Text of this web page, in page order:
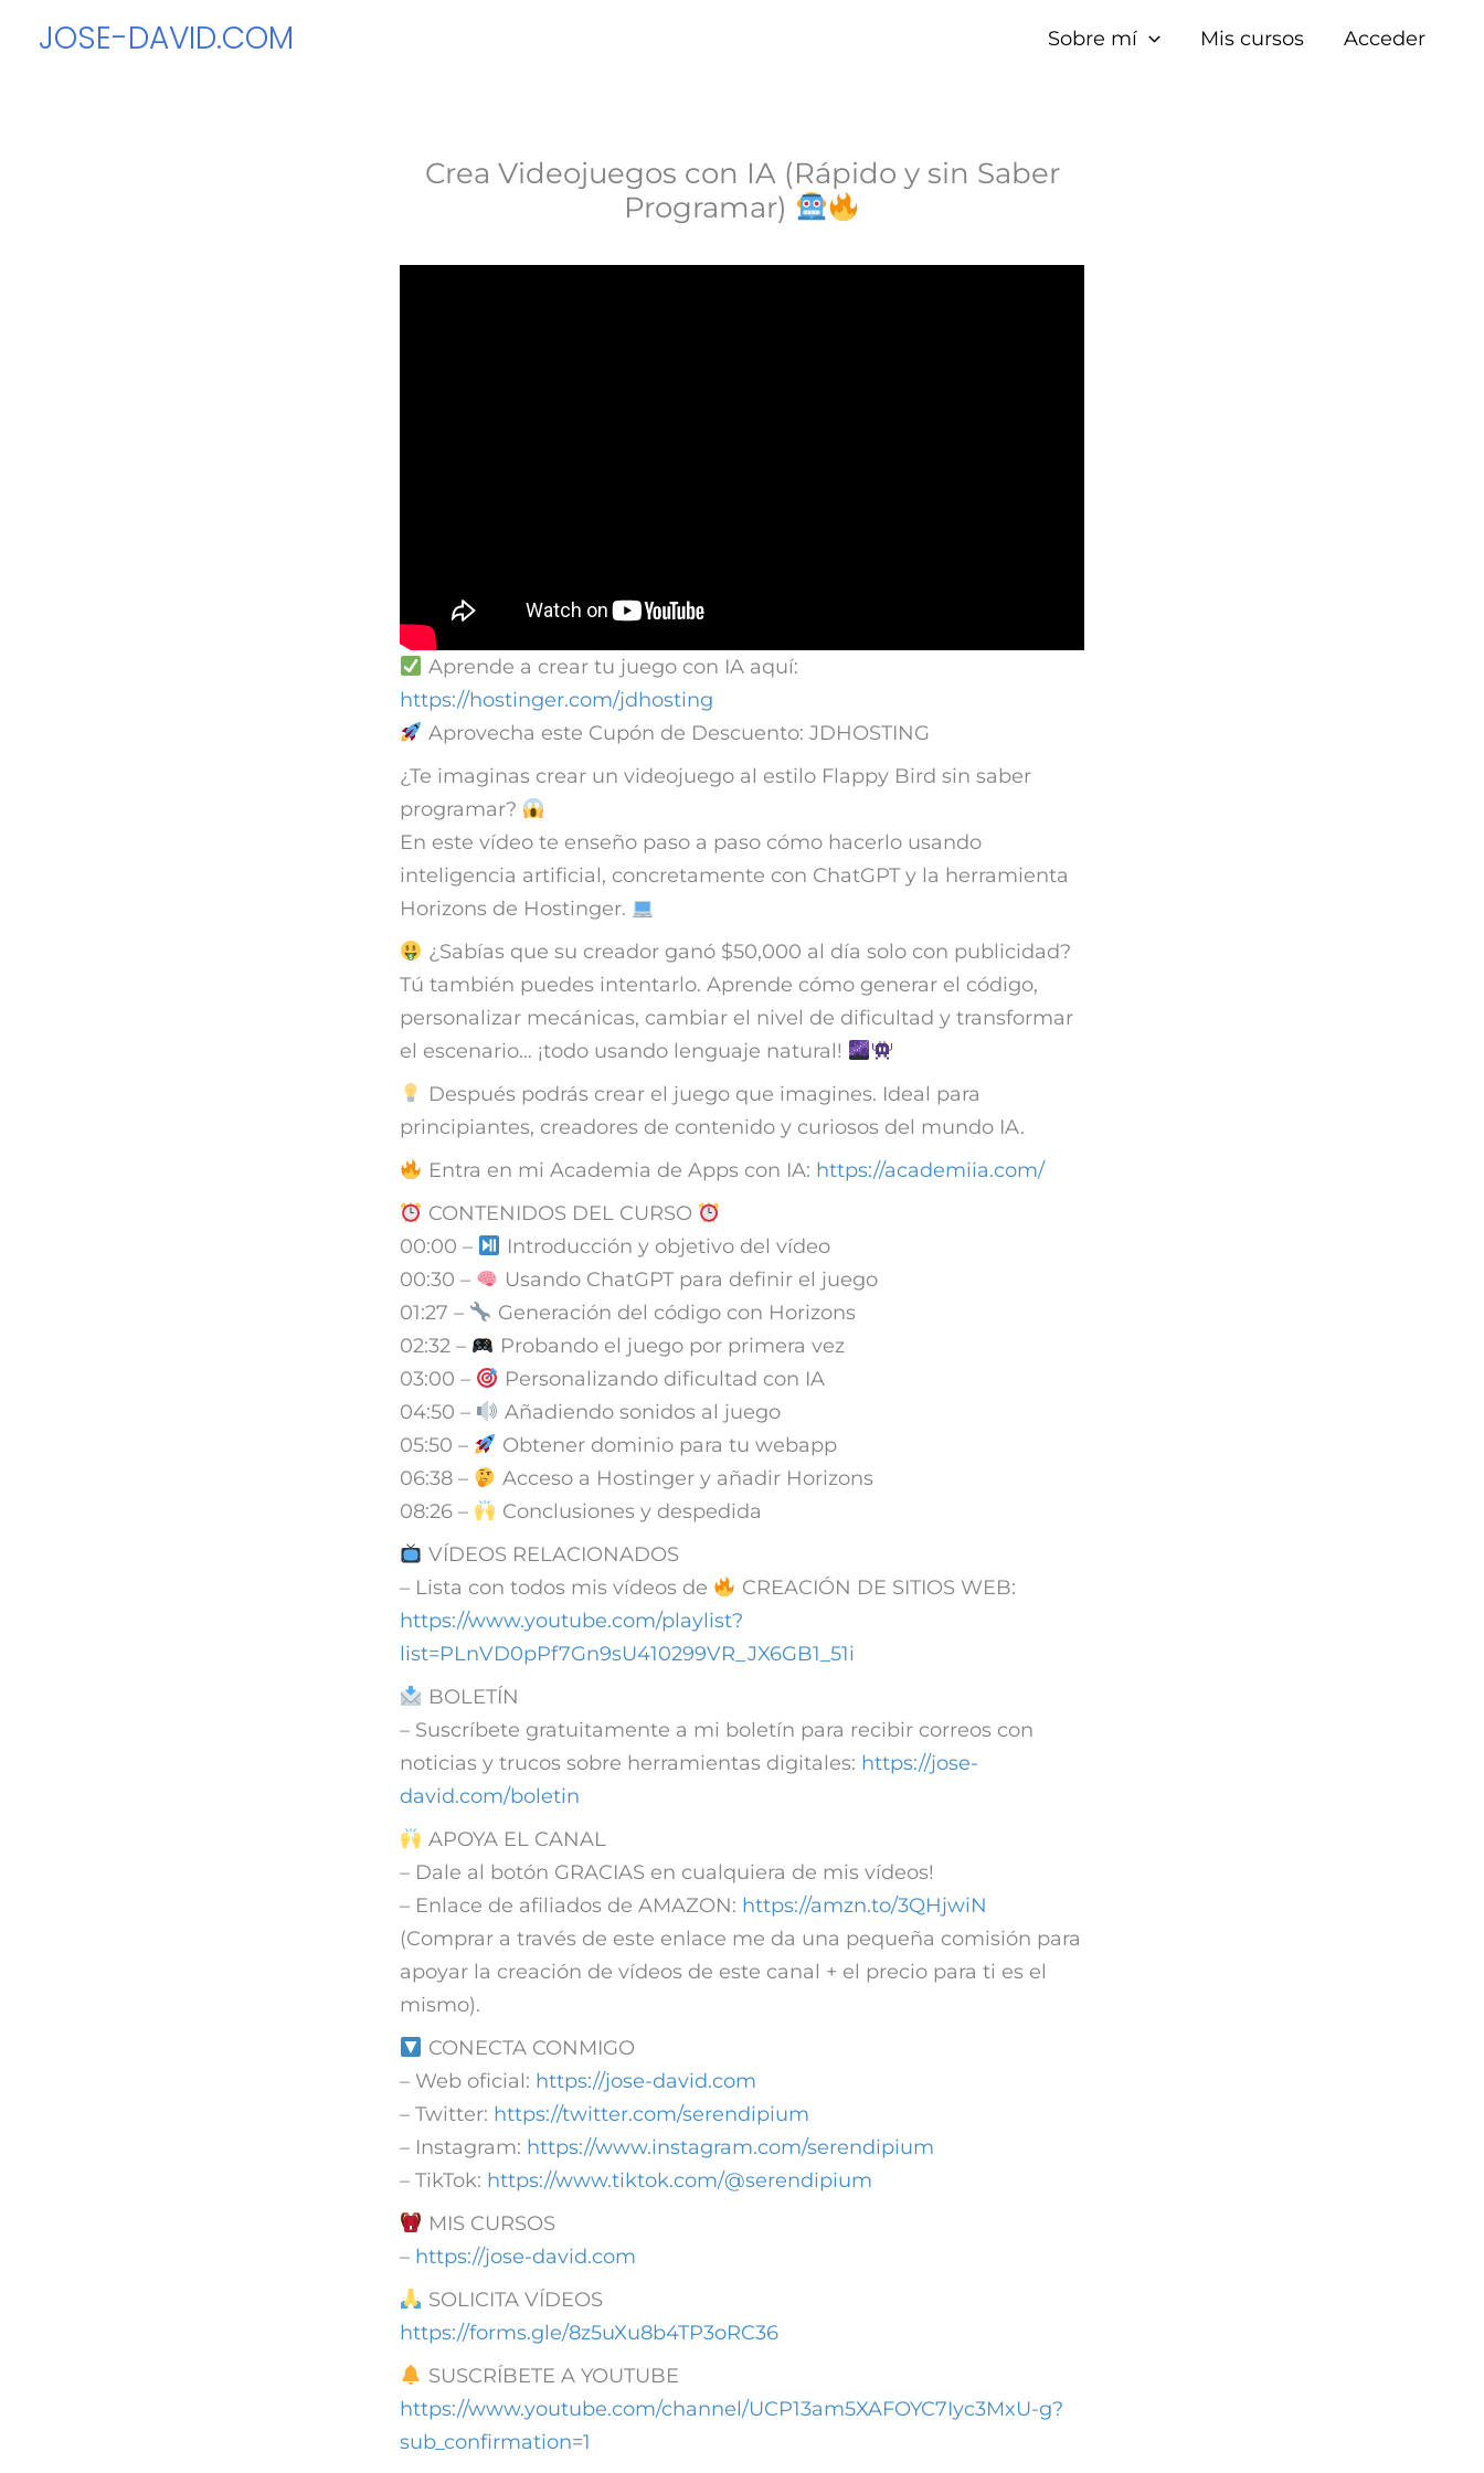
JOSE-DAVID.COM Sobre mí Mis cursos Acceder
Crea Videojuegos con IA (Rápido y sin Saber
Programar)
Aprende a crear tu juego con IA aquí:
https://hostinger.com/jdhosting
Aprovecha este Cupón de Descuento: JDHOSTING
¿Te imaginas crear un videojuego al estilo Flappy Bird sin saber
programar?
En este vídeo te enseño paso a paso cómo hacerlo usando
inteligencia artificial, concretamente con ChatGPT y la herramienta
Horizons de Hostinger.
¿Sabías que su creador ganó $50,000 al día solo con publicidad?
Tú también puedes intentarlo. Aprende cómo generar el código,
personalizar mecánicas, cambiar el nivel de dificultad y transformar
el escenario… ¡todo usando lenguaje natural!
Después podrás crear el juego que imagines. Ideal para
principiantes, creadores de contenido y curiosos del mundo IA.
Entra en mi Academia de Apps con IA: https://academiia.com/
CONTENIDOS DEL CURSO
00:00 –
Introducción y objetivo del vídeo
00:30 –
Usando ChatGPT para definir el juego
01:27 –
Generación del código con Horizons
02:32 –
Probando el juego por primera vez
03:00 –
Personalizando dificultad con IA
04:50 –
Añadiendo sonidos al juego
05:50 –
Obtener dominio para tu webapp
06:38 –
Acceso a Hostinger y añadir Horizons
08:26 –
Conclusiones y despedida
VÍDEOS RELACIONADOS
– Lista con todos mis vídeos de
CREACIÓN DE SITIOS WEB:
https://www.youtube.com/playlist?
list=PLnVD0pPf7Gn9sU410299VR_JX6GB1_51i
BOLETÍN
– Suscríbete gratuitamente a mi boletín para recibir correos con
noticias y trucos sobre herramientas digitales: https://jose-
david.com/boletin
APOYA EL CANAL
– Dale al botón GRACIAS en cualquiera de mis vídeos!
– Enlace de afiliados de AMAZON: https://amzn.to/3QHjwiN
(Comprar a través de este enlace me da una pequeña comisión para
apoyar la creación de vídeos de este canal + el precio para ti es el
mismo).
CONECTA CONMIGO
– Web oficial: https://jose-david.com
– Twitter: https://twitter.com/serendipium
– Instagram: https://www.instagram.com/serendipium
– TikTok: https://www.tiktok.com/@serendipium
MIS CURSOS
– https://jose-david.com
SOLICITA VÍDEOS
https://forms.gle/8z5uXu8b4TP3oRC36
SUSCRÍBETE A YOUTUBE
https://www.youtube.com/channel/UCP13am5XAFOYC7Iyc3MxU-g?
sub_confirmation=1